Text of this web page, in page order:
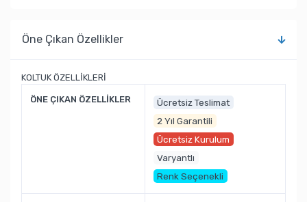
Öne Çıkan Özellikler
KOLTUK ÖZELLİKLERİ
ÖNE ÇIKAN ÖZELLİKLER
Ücretsiz Teslimat
2 Yıl Garantili
Ücretsiz Kurulum
Varyantlı
Renk Seçenekli